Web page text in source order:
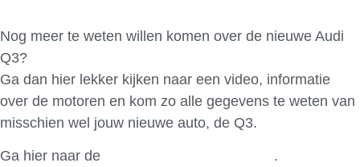
Nog meer te weten willen komen over de nieuwe Audi
Q3?
Ga dan hier lekker kijken naar een video, informatie
over de motoren en kom zo alle gegevens te weten van
misschien wel jouw nieuwe auto, de Q3.
Ga hier naar de .